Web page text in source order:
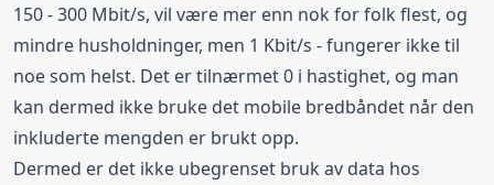
150 - 300 Mbit/s, vil være mer enn nok for folk flest, og
mindre husholdninger, men 1 Kbit/s - fungerer ikke til
noe som helst. Det er tilnærmet 0 i hastighet, og man
kan dermed ikke bruke det mobile bredbåndet når den
inkluderte mengden er brukt opp.
Dermed er det ikke ubegrenset bruk av data hos